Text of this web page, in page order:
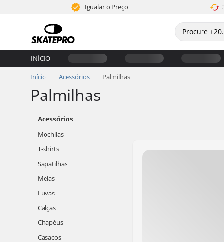
Igualar o Preço
INÍCIO
Início Acessórios Palmilhas
Palmilhas
Acessórios
Mochilas
T-shirts
Sapatilhas
Meias
Luvas
Calças
Chapéus
Casacos